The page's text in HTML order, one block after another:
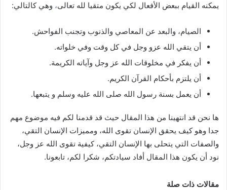
يمكنه القيام ببعض الأفعال لكي يكون متقيا لله تعالى، وهي كالتالي:
الصيام، والبعد عن المعاصي والذنوب وتجنب الفواحش.
أن يتقي الله عزو وجل في كل وقت وفي خلواته.
أن يفكر في مخلوقات الله عز وجل وآياته الكريمة.
أن يلتزم بأحكام القرآن الكريم.
أن يعمل بسنة رسول الله صلى الله عليه وسلم و يتبعها.
ها نحن قد انتهينا من هذا المقال حيث قد قدمنا لكم فيه موضوع مهم
جدا وهو كيف يحقق الإنسان تقوى الله، ومميزات الإنسان التقي،
والصفات التي يتحلى بها الإنسان التقي، كيفية تقوى الله عز وجل،
نود أن يكون هذا المقال أفاد سيادتكم، شكرا لكم، تابعونا.
مقالات ذات صلة